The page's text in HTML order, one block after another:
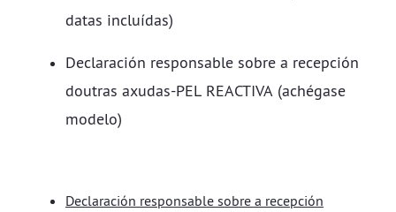
datas incluídas)
Declaración responsable sobre a recepción
doutras axudas-PEL REACTIVA (achégase
modelo)
Declaración responsable sobre a recepción